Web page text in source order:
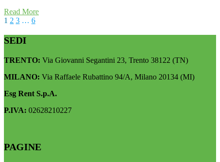
Read More
1 2 3 … 6
SEDI
TRENTO: Via Giovanni Segantini 23, Trento 38122 (TN)
MILANO: Via Raffaele Rubattino 94/A, Milano 20134 (MI)
Esg Rent S.p.A.
P.IVA: 02628210227
PAGINE